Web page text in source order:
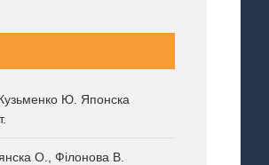
Ю. Японска
О., Філонова В.